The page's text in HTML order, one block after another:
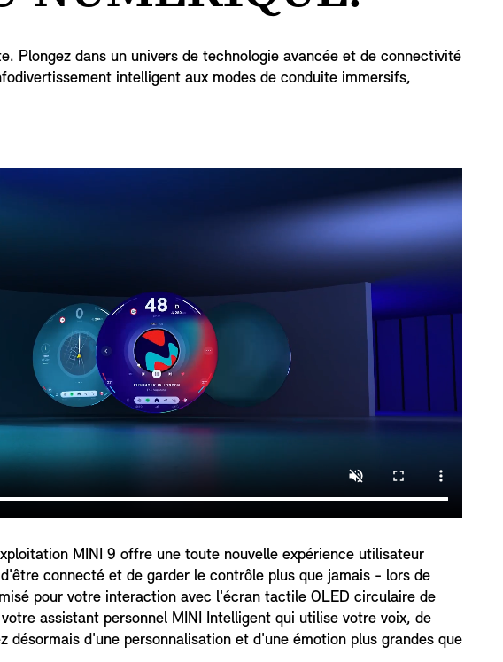
Plongez dans un univers de technologie avancée et de connectivité
intelligent aux modes de conduite immersifs,
MINI 9 offre une toute nouvelle expérience utilisateur
connecté et de garder le contrôle plus que jamais - lors de
pour votre interaction avec l'écran tactile OLED circulaire de
assistant personnel MINI Intelligent qui utilise votre voix, de
désormais d'une personnalisation et d'une émotion plus grandes que